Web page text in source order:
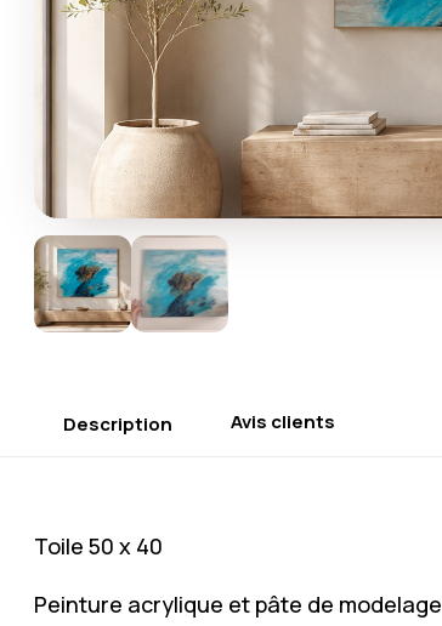
Description Avis clients
Toile 50 x 40
Peinture acrylique et pâte de modelage